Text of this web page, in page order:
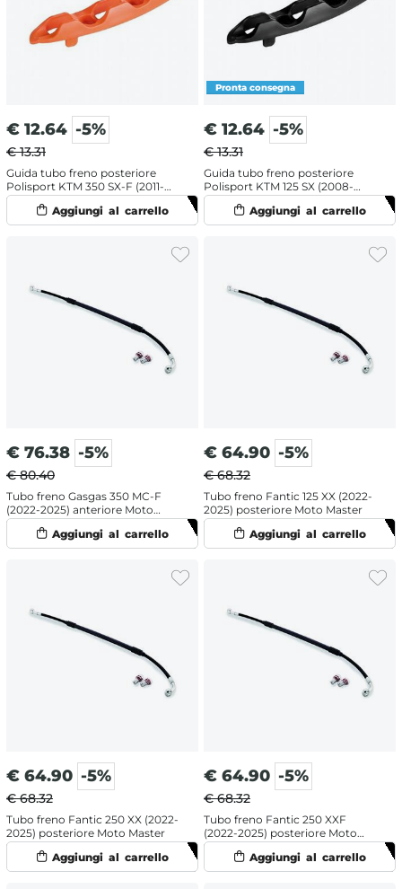
€ 12.64 -5%
€ 13.31
Guida tubo freno posteriore
Polisport KTM 350 SX-F (2011-
2022) Arancione
€ 12.64 -5%
€ 13.31
Guida tubo freno posteriore
Polisport KTM 125 SX (2008-
2022) Nero
€ 76.38 -5%
€ 80.40
Tubo freno Gasgas 350 MC-F
(2022-2025) anteriore Moto
Master
€ 64.90 -5%
€ 68.32
Tubo freno Fantic 125 XX (2022-
2025) posteriore Moto Master
€ 64.90 -5%
€ 68.32
Tubo freno Fantic 250 XX (2022-
2025) posteriore Moto Master
€ 64.90 -5%
€ 68.32
Tubo freno Fantic 250 XXF
(2022-2025) posteriore Moto
Master